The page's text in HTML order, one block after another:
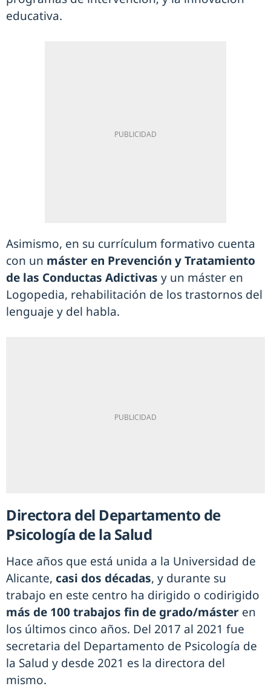
educativa.
Asimismo, en su currículum formativo cuenta
con un máster en Prevención y Tratamiento
de las Conductas Adictivas y un máster en
Logopedia, rehabilitación de los trastornos del
lenguaje y del habla.
Directora del Departamento de
Psicología de la Salud
Hace años que está unida a la Universidad de
Alicante, casi dos décadas, y durante su
trabajo en este centro ha dirigido o codirigido
más de 100 trabajos fin de grado/máster en
los últimos cinco años. Del 2017 al 2021 fue
secretaria del Departamento de Psicología de
la Salud y desde 2021 es la directora del
mismo.